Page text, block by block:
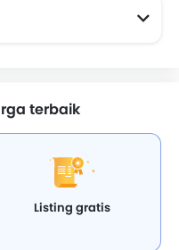
terbaik
Listing gratis